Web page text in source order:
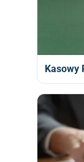
Kasowy